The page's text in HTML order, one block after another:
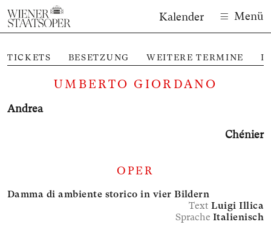
Kalender Menü
TICKETS BESETZUNG WEITERE TERMINE
UMBERTO GIORDANO
Andrea
Chénier
OPER
Damma di ambiente storico in vier Bildern
TextLuigi Illica
Sprache Italienisch